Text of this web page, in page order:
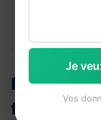
🏦
finance en
Je
Vos